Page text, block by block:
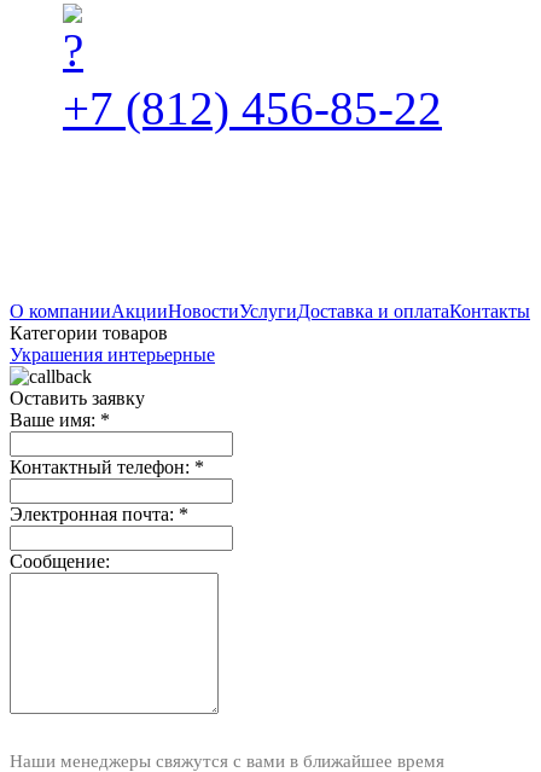
+7 (812) 456-85-22
О компанииАкцииНовостиУслугиДоставка и оплатаКонтакты
Категории товаров
Украшения интерьерные
Оставить заявку
Ваше имя: *
Контактный телефон: *
Электронная почта: *
Сообщение:
Наши менеджеры свяжутся с вами в ближайшее время